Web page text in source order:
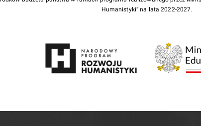
Humanistyki” na lata 2022-2027.